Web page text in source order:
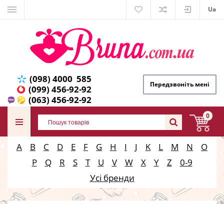
Ua
(098) 4000 585
(099) 456-92-92
(063) 456-92-92
Передзвоніть мені
0
A B C D E F G H I J K L M N
O
P
Q R S T U V W X Y Z
0-9
Усі бренди